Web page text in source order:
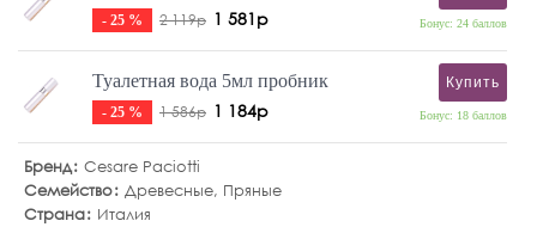
- 25 % 2 119р 1 581р Бонус: 24 баллов
Туалетная вода 5мл пробник
- 25 % 1 586р 1 184р
Купить
Бонус: 18 баллов
Бренд Cesare Paciotti
Семейство Древесные, Пряные
Страна
Италия